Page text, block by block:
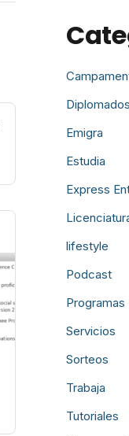
Emigra
Estudia
Express
lifestyle
Podcast
Servicios
Sorteos
Trabaja
Tutoriales